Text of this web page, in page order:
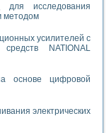
для исследования
методом
усилителей с
NATIONAL
основе цифровой
электрических